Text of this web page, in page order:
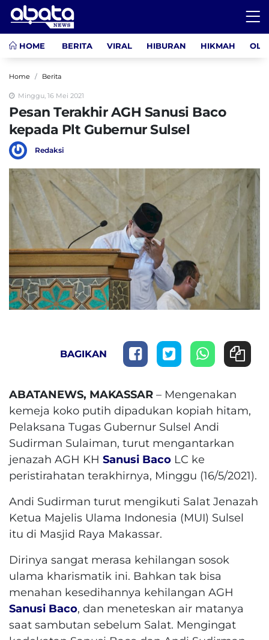
HOME BERITA VIRAL HIBURAN HIKMAH
Home Berita
Minggu, 16 Mei 2021
Pesan Terakhir AGH Sanusi Baco
kepada Plt Gubernur Sulsel
Redaksi
BAGIKAN
ABATANEWS, MAKASSAR – Mengenakan
kemeja koko putih dipadukan kopiah hitam,
Pelaksana Tugas Gubernur Sulsel Andi
Sudirman Sulaiman, turut mengantarkan
jenazah AGH KH Sanusi Baco LC ke
peristirahatan terakhirnya, Minggu (16/5/2021).
Andi Sudirman turut mengikuti Salat Jenazah
Ketua Majelis Ulama Indonesia (MUI) Sulsel
itu di Masjid Raya Makassar.
Dirinya sangat merasa kehilangan sosok
ulama kharismatik ini. Bahkan tak bisa
menahan kesedihannya kehilangan AGH
Sanusi Baco, dan meneteskan air matanya
saat sambutan sebelum Salat. Mengingat